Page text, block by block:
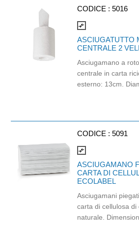
CODICE : 5016
compare_arrows
ASCIUGATUTTO
CENTRALE 2
Asciugamano a
centrale in carta riciclata.
esterno: 13cm. Diametro interno: 5cm.
idoneo al contatto
CODICE : 5091
compare_arrows
ASCIUGAMANO
CARTA DI
ECOLABEL
Asciugamani
carta di cellulosa di
naturale.